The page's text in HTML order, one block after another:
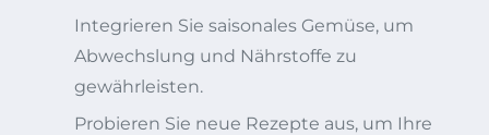
Integrieren Sie saisonales Gemüse, um
Abwechslung und Nährstoffe zu
gewährleisten.
Probieren Sie neue Rezepte aus, um Ihre